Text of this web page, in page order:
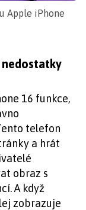
Apple iPhone
nedostatky
16 funkce,
telefon
a hrát
obraz s
A když
zobrazuje